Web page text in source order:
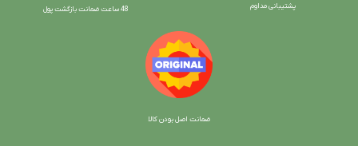
پشتیبانی مداوم 48 ساعت ضمانت بازگش ت پول
ضمانت اصل بودن کالا